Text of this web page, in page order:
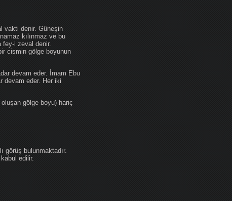
vakti denir. Güneşin
kılınmaz ve bu
fey-i zeval denir.
cismin gölge boyunun
devam eder. İmam Ebu
devam eder. Her iki
gölge boyu) hariç
görüş bulunmaktadır.
edilir.